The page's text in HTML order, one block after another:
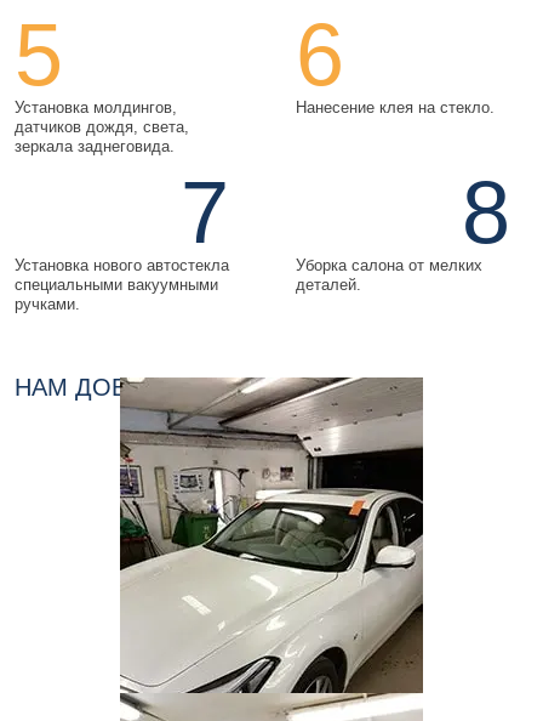
5
Установка молдингов,
датчиков дождя, света,
зеркала заднеговида.
6
Нанесение клея на стекло.
7
Установка нового автостекла
специальными вакуумными
ручками.
8
Уборка салона от мелких
деталей.
НАМ ДОВЕРЯЮТ